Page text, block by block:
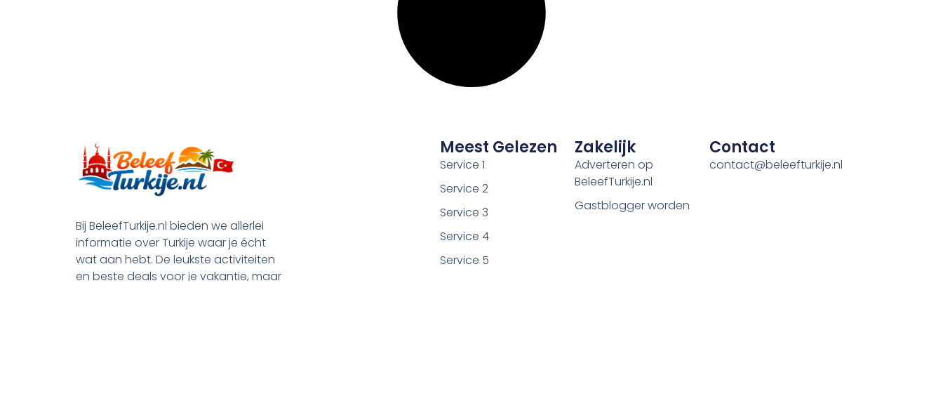
Bij BeleefTurkije.nl bieden we allerlei
informatie over Turkije waar je écht
wat aan hebt. De leukste activiteiten
en beste deals voor je vakantie, maar
Meest Gelezen
Service 1
Service 2
Service 3
Service 4
Service 5
Zakelijk
Adverteren op
BeleefTurkije.nl
Gastblogger worden
Contact
contact@beleefturkije.nl